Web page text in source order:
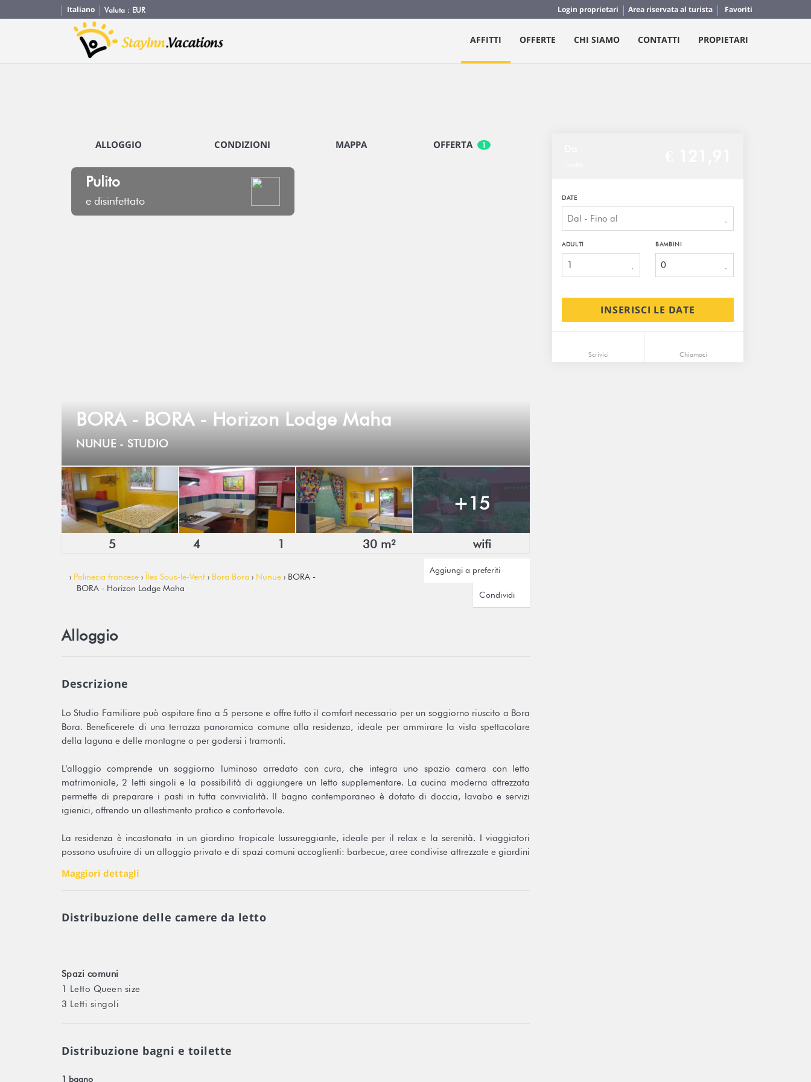
Italiano Valuta : EUR Favoriti
Area riservata al turista
Login proprietari
AFFITTI OFFERTE CHI SIAMO CONTATTI PROPIETARI
ALLOGGIO CONDIZIONI MAPPA OFFERTA 1
DATE
ADULTI
1
BAMBINI
INSERISCI LE DATE
Scrivici Chiamaci
Pulito
e disinfettato
BORA - BORA - Horizon Lodge Maha
NUNUE - STUDIO
+15
5 4 1 30 m² wifi
› Polinesia francese› Îles Sous-le-Vent› Bora Bora › Nunue› BORA -
BORA - Horizon Lodge Maha
Aggiungi a preferiti
Condividi
Alloggio
Descrizione
Lo Studio Familiare può ospitare fino a 5 persone e offre tutto il comfort necessario per un soggiorno riuscito a Bora
Bora. Beneficerete di una terrazza panoramica comune alla residenza, ideale per ammirare la vista spettacolare
della laguna e delle montagne o per godersi i tramonti.
L'alloggio comprende un soggiorno luminoso arredato con cura, che integra uno spazio camera con letto
matrimoniale, 2 letti singoli e la possibilità di aggiungere un letto supplementare. La cucina moderna attrezzata
permette di preparare i pasti in tutta convivialità. Il bagno contemporaneo è dotato di doccia, lavabo e servizi
igienici, offrendo un allestimento pratico e confortevole.
La residenza è incastonata in un giardino tropicale lussureggiante, ideale per il relax e la serenità. I viaggiatori
possono usufruire di un alloggio privato e di spazi comuni accoglienti: barbecue, aree condivise attrezzate e giardini
Terrazza panoramica comune con vista laguna e montagne
Cucina moderna attrezzata, wifi e lavanderia inclusi
Giardino tropicale lussureggiante e spazi comuni conviviali (barbecue, zone condivise)
Maggiori dettagli
Distribuzione delle camere da letto
Spazi comuni
1 Letto Queen size
3 Letti singoli
Distribuzione bagni e toilette
1 bagno